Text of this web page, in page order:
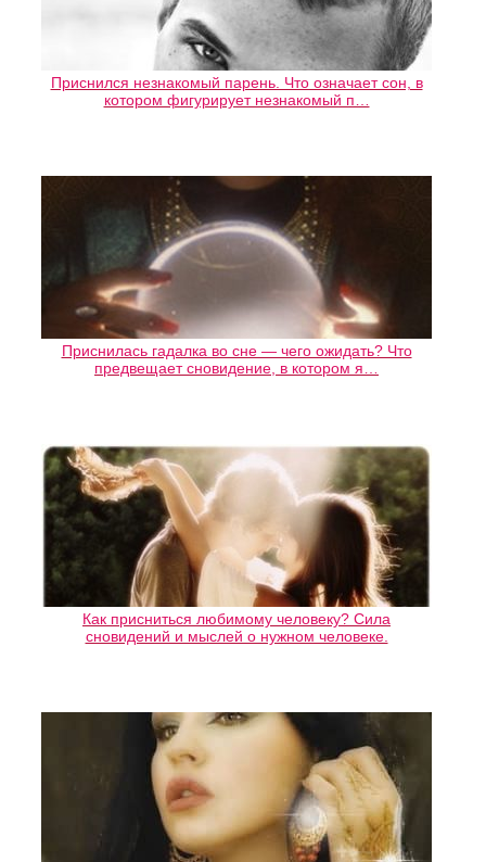
Приснился незнакомый парень. Что означает сон, в
котором фигурирует незнакомый п…
Приснилась гадалка во сне — чего ожидать? Что
предвещает сновидение, в котором я…
Как присниться любимому человеку? Сила
сновидений и мыслей о нужном человеке.